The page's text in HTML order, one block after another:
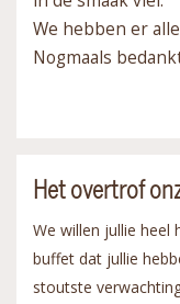
We hebben er
Nogmaals
Het overtrof
We willen jullie heel
buffet dat jullie
stoutste